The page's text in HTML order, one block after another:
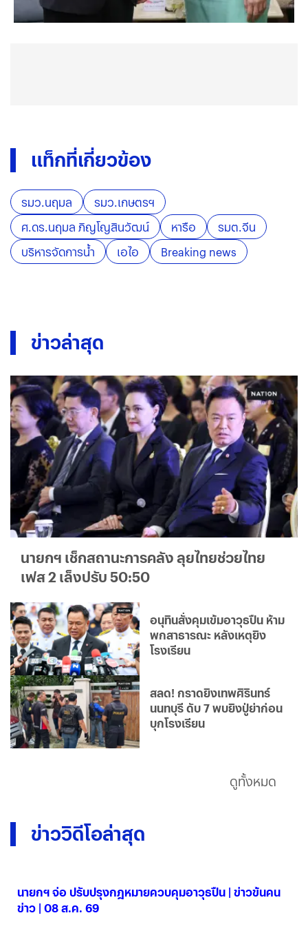
แท็กที่เกี่ยวข้อง
รมว.นฤมล
รมว.เกษตรฯ
ศ.ดร.นฤมล ภิญโญสินวัฒน์
หารือ
รมต.จีน
บริหารจัดการน้ำ
เอไอ Breaking news
ข่าวล่าสุด
นายกฯ เช็กสถานะการคลัง ลุยไทยช่วยไทย
เฟส 2 เล็งปรับ 50:50
อนุทินสั่งคุมเข้มอาวุธปืน ห้าม
พกสาธารณะ หลังเหตุยิง
โรงเรียน
สลด! กราดยิงเทพศิรินทร์
นนทบุรี ดับ 7 พบยิงปู่ย่าก่อน
บุกโรงเรียน
ดูทั้งหมด
ข่าววิดีโอล่าสุด
นายกฯ จ่อ ปรับปรุงกฎหมายควบคุมอาวุธปืน | ข่าวข้นคน
ข่าว | 08 ส.ค. 69